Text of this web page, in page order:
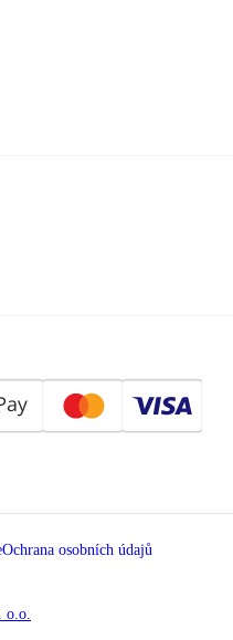
Ochrana osobních údajů
o.o.